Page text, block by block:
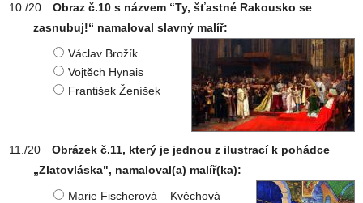
Obraz č.10 s názvem “Ty, šťastné Rakousko se
zasnubuj!“ namaloval slavný malíř:
Václav Brožík
Vojtěch Hynais
František Ženíšek
Obrázek č.11, který je jednou z ilustrací k pohádce
„Zlatovláska", namaloval(a) malíř(ka):
Marie Fischerová – Kvěchová